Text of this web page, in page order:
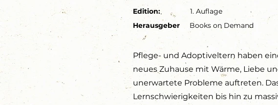
Edition:
1. Auflage
Herausgeber
Books on Demand
Pflege- und Adoptiveltern haben
neues Zuhause mit Wärme, Liebe
unerwartete Probleme auftreten.
Lernschwierigkeiten bis hin zu